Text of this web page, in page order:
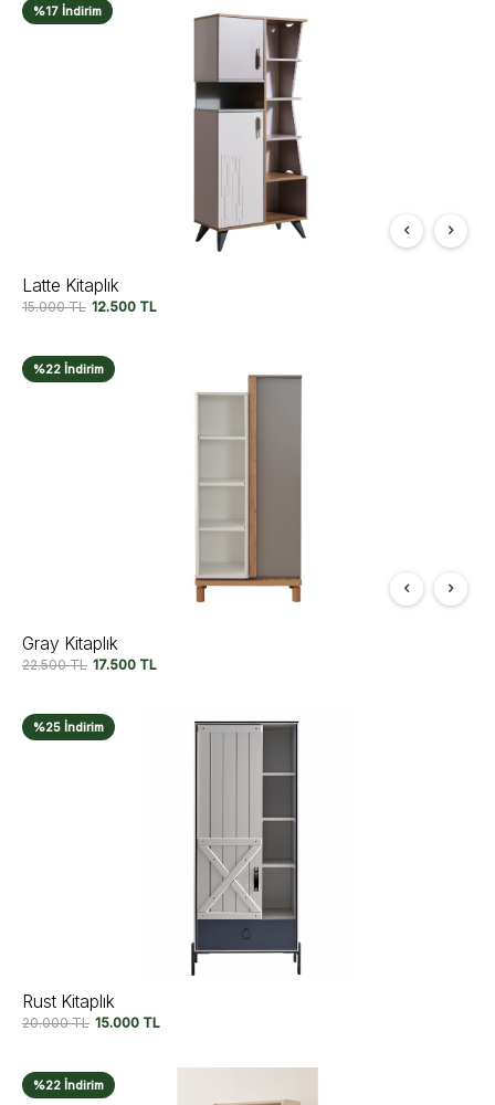
%17 İndirim
Latte Kitaplık
15.000TL 12.500 TL
%22 İndirim
Gray Kitaplık
22.500TL 17.500 TL
%25 İndirim
Rust Kitaplık
20.000TL 15.000 TL
%22 İndirim